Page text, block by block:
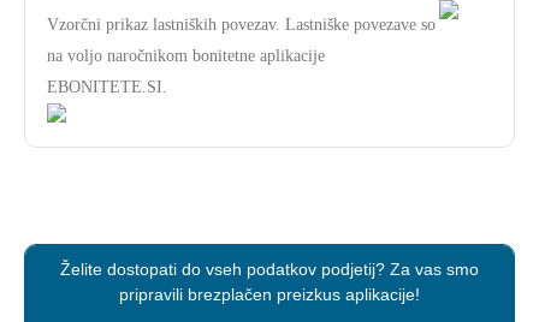
Vzorčni prikaz lastniških povezav. Lastniške povezave so
na voljo naročnikom bonitetne aplikacije
EBONITETE.SI.
Želite dostopati do vseh podatkov podjetij? Za vas smo
pripravili brezplačen preizkus aplikacije!